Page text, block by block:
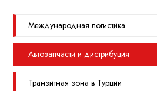
Международная логистика
Автозапчасти и дистрибуция
Транзитная зона в Турции